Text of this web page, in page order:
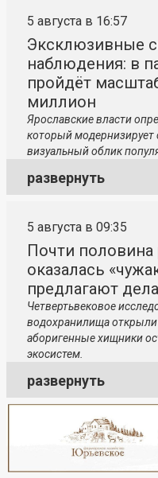
5 августа в 16:57
Эксклюзивные
наблюдения: в
пройдёт
миллион
Ярославские власти
который модернизирует
визуальный облик
развернуть
5 августа в 09:35
Почти
оказалась
предлагают
Четвертьвековое
водохранилища
аборигенные хищники
экосистем.
развернуть